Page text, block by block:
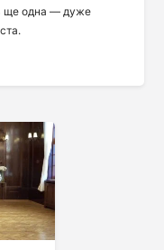
ще одна — дуже